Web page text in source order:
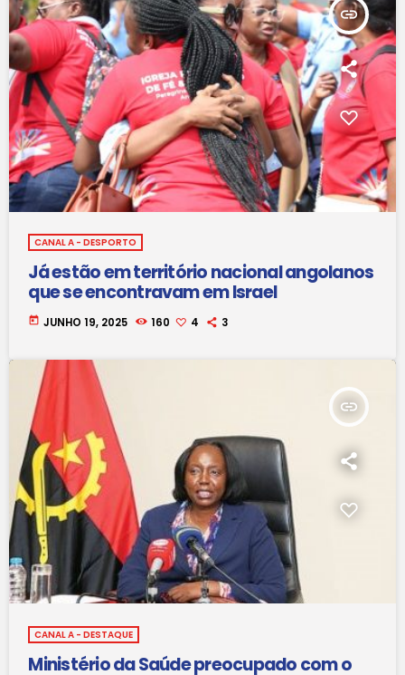
insert_link
CANAL A - DESPORTO
Já estão em território nacional angolanos
que se encontravam em Israel
today JUNHO 19, 2025 160 4 3
insert_link
CANAL A - DESTAQUE
Ministério da Saúde preocupado com o